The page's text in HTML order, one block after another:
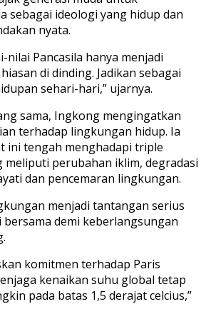
sebagai ideologi yang hidup dan
nyata.
nilai Pancasila hanya menjadi
di dinding. Jadikan sebagai
sehari-hari,” ujarnya.
sama, Ingkong mengingatkan
terhadap lingkungan hidup. Ia
ini tengah menghadapi triple
meliputi perubahan iklim, degradasi
dan pencemaran lingkungan.
menjadi tantangan serius
demi keberlangsungan
komitmen terhadap Paris
kenaikan suhu global tetap
pada batas 1,5 derajat celcius,”